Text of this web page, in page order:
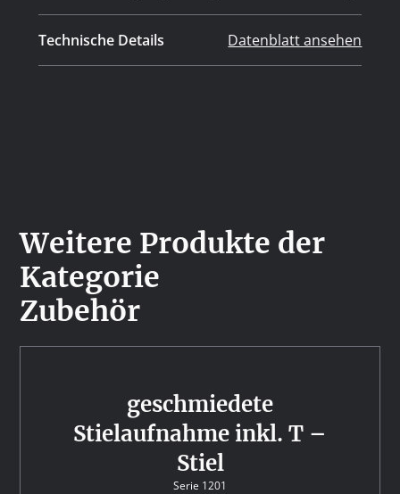
Technische Details Datenblatt ansehen
Weitere Produkte der
Kategorie
Zubehör
geschmiedete
Stielaufnahme inkl. T –
Stiel
Serie 1201